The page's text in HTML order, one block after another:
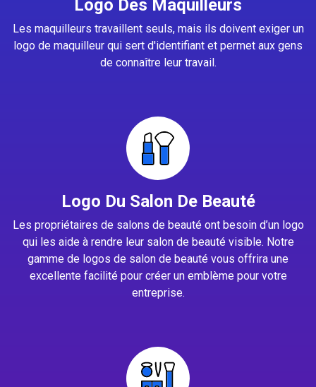
Logo Des Maquilleurs
Les maquilleurs travaillent seuls, mais ils doivent exiger un
logo de maquilleur qui sert d'identifiant et permet aux gens
de connaître leur travail.
Logo Du Salon De Beauté
Les propriétaires de salons de beauté ont besoin d’un logo
qui les aide à rendre leur salon de beauté visible. Notre
gamme de logos de salon de beauté vous offrira une
excellente facilité pour créer un emblème pour votre
entreprise.